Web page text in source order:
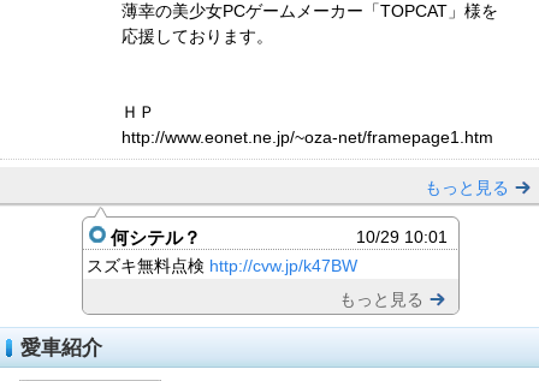
薄幸の美少女PCゲームメーカー「TOPCAT」様を
応援しております。
ＨＰ
http://www.eonet.ne.jp/~oza-net/framepage1.htm
もっと見る
何シテル？
10/29 10:01
スズキ無料点検 http://cvw.jp/k47BW
もっと見る
愛車紹介